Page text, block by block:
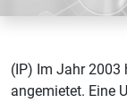
(IP) Im Jahr 2003
angemietet. Eine